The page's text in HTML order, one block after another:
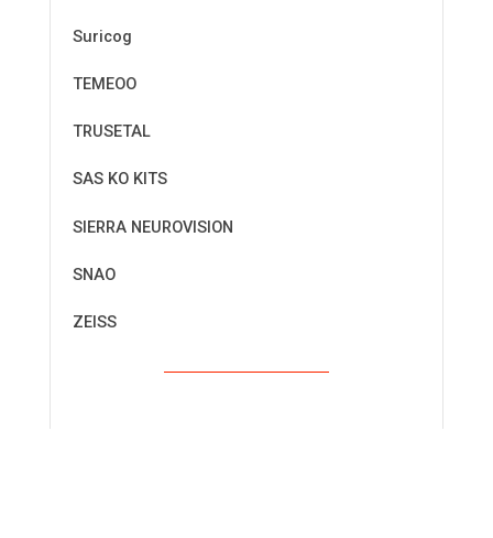
Suricog
TEMEOO
TRUSETAL
SAS KO KITS
SIERRA NEUROVISION
SNAO
ZEISS